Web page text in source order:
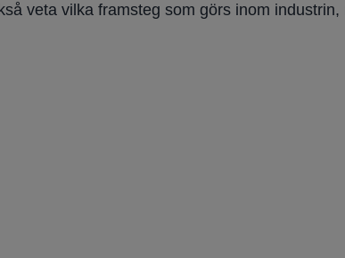
veta vilka framsteg som görs inom